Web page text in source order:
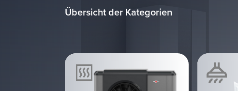
Übersicht der Kategorien